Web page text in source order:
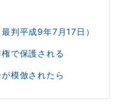
判平成9年7月17日）
で保護される
模倣されたら